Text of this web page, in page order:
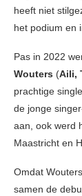
heeft niet
het podium en
Pas in 2022
Wouters (Aili,
prachtige single
de jonge
aan, ook werd
Maastricht en
Omdat
samen de